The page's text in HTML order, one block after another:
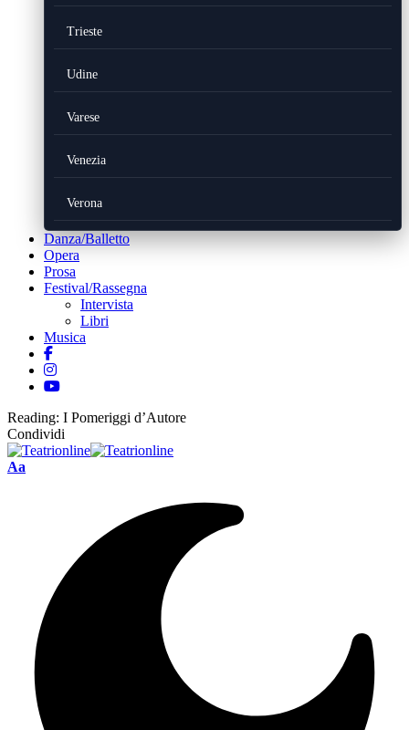
Trieste
Udine
Varese
Venezia
Verona
Danza/Balletto
Opera
Prosa
Festival/Rassegna
Intervista
Libri
Musica
Reading: I Pomeriggi d’Autore
Condividi
Font
Aa